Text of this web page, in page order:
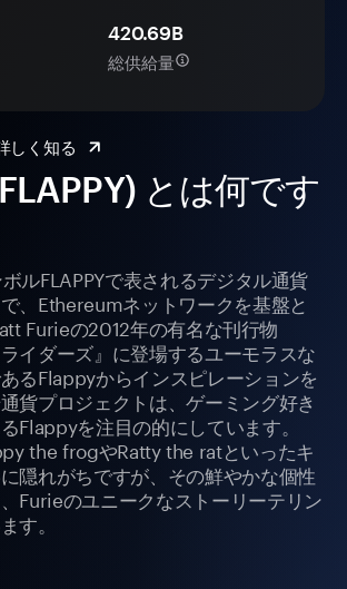
とは何です
ルFLAPPYで表されるデジタル通貨
、Ethereumネットワークを基盤と
Furieの2012年の有名な刊行物
ライダーズ』に登場するユーモラスな
るFlappyからインスピレーションを
貨プロジェクトは、ゲーミング好き
Flappyを注目の的にしています。
the frogやRatty the ratといったキ
隠れがちですが、その鮮やかな個性
Furieのユニークなストーリーテリン
す。
420.69B
総供給量
しく知る